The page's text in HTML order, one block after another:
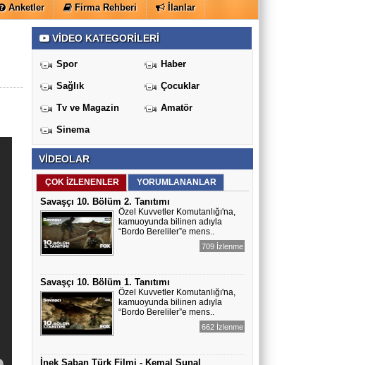
Anketler Firma Rehberi İlanlar
VİDEO KATEGORİLERİ
Spor Haber
Sağlık Çocuklar
Tv ve Magazin Amatör
Sinema
VİDEOLAR
ÇOK İZLENENLER YORUMLANANLAR
Savaşçı 10. Bölüm 2. Tanıtımı
Özel Kuvvetler Komutanlığı'na,
kamuoyunda bilinen adıyla
“Bordo Bereliler”e mens..
709 İzlenme
Savaşçı 10. Bölüm 1. Tanıtımı
Özel Kuvvetler Komutanlığı'na,
kamuoyunda bilinen adıyla
“Bordo Bereliler”e mens..
662 İzlenme
İnek Şaban Türk Filmi - Kemal Sunal